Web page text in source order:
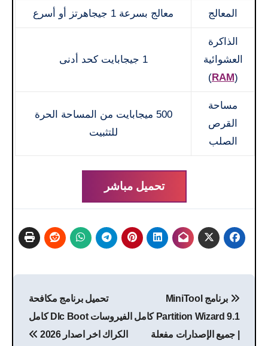
المعالج معالج بسرعة 1 جيجاهرتز أو أسرع
الذاكرة
العشوائية
(
RAM
)
1 جيجابايت كحد أدنى
مساحة
القرص
الصلب
500 ميجابايت من المساحة الحرة
للتثبيت
تحميل مباشر
المقالات
برنامج MiniTool
Partition Wizard 9.1 كامل
| جميع الإصدارات مفعلة
تحميل برنامج مكافحة
الفيروسات Dlc Boot كامل
الكراك اخر اصدار 2026